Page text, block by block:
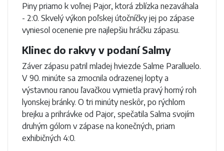
Piny priamo k voľnej Pajor, ktorá zblízka nezaváhala
- 2:0. Skvelý výkon poľskej útočníčky jej po zápase
vyniesol ocenenie pre najlepšiu hráčku zápasu.
Klinec do rakvy v podaní Salmy
Záver zápasu patril mladej hviezde Salme Paralluelo.
V 90. minúte sa zmocnila odrazenej lopty a
výstavnou ranou ľavačkou vymietla pravý horný roh
lyonskej bránky. O tri minúty neskôr, po rýchlom
brejku a prihrávke od Pajor, spečatila Salma svojím
druhým gólom v zápase na konečných, priam
exhibičných 4:0.